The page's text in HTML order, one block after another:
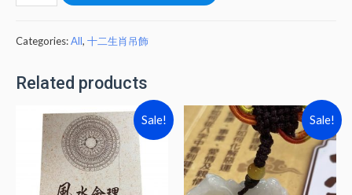
Categories:All, 十二生肖吊飾
Related products
Sale! Sale!